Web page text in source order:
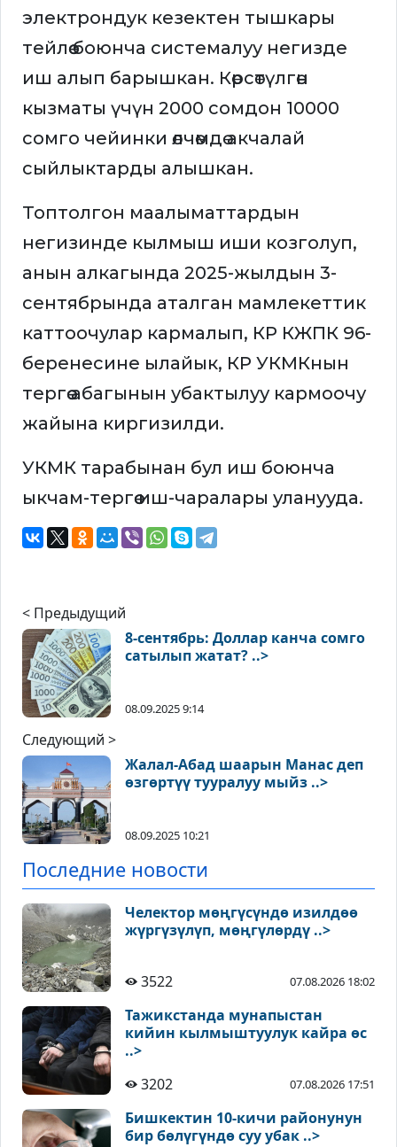
электрондук кезектен тышкары
тейлөө боюнча системалуу негизде
иш алып барышкан. Көрсөтүлгөн
кызматы үчүн 2000 сомдон 10000
сомго чейинки өлчөмдө акчалай
сыйлыктарды алышкан.
Топтолгон маалыматтардын
негизинде кылмыш иши козголуп,
анын алкагында 2025-жылдын 3-
сентябрында аталган мамлекеттик
каттоочулар кармалып, КР КЖПК 96-
беренесине ылайык, КР УКМКнын
тергөө абагынын убактылуу кармоочу
жайына киргизилди.
УКМК тарабынан бул иш боюнча
ыкчам-тергөө иш-чаралары уланууда.
< Предыдущий
8-сентябрь: Доллар канча сомго
сатылып жатат? ..>
08.09.2025 9:14
Следующий >
Жалал-Абад шаарын Манас деп
өзгөртүү тууралуу мыйз ..>
08.09.2025 10:21
Последние новости
Челектор мөңгүсүндө изилдөө
жүргүзүлүп, мөңгүлөрдү ..>
3522 07.08.2026 18:02
Тажикстанда мунапыстан
кийин кылмыштуулук кайра өс
..>
3202
07.08.2026 17:51
Бишкектин 10-кичи районунун
бир бөлүгүндө суу убак ..>